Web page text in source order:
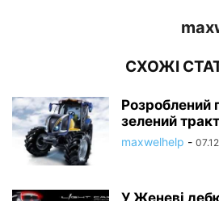
СХОЖІ
Розроблений
зелений
maxwelhelp -
У Женеві